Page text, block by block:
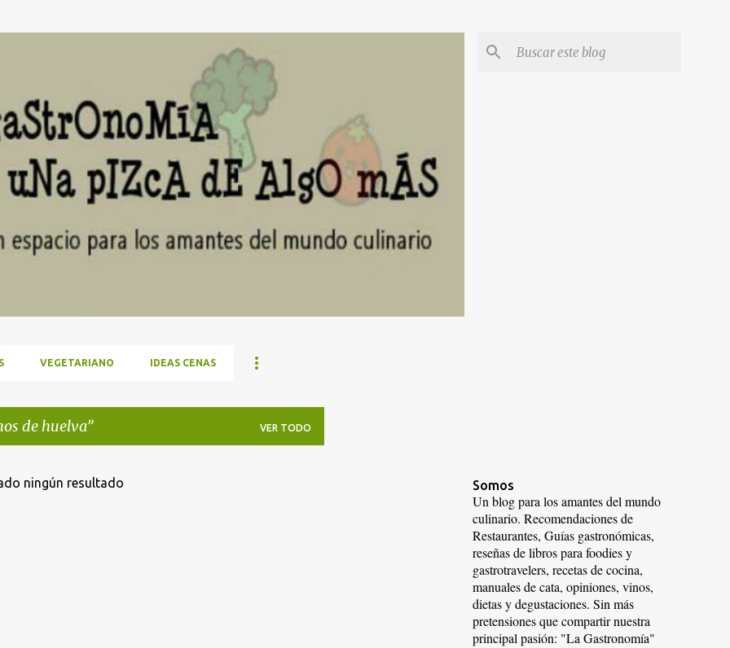
VEGETARIANO IDEAS CENAS
de huelva VER TODO
ningún resultado Somos
Un blog para los amantes del mundo
culinario. Recomendaciones de
Restaurantes, Guías gastronómicas,
reseñas de libros para foodies y
gastrotravelers, recetas de cocina,
manuales de cata, opiniones, vinos,
dietas y degustaciones. Sin más
pretensiones que compartir nuestra
principal pasión: "La Gastronomía"